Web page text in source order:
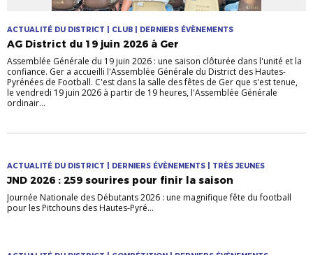
ACTUALITÉ DU DISTRICT | CLUB | DERNIERS ÉVÈNEMENTS
AG District du 19 juin 2026 à Ger
Assemblée Générale du 19 juin 2026 : une saison clôturée dans l'unité et la
confiance. Ger a accueilli l'Assemblée Générale du District des Hautes-
Pyrénées de Football. C'est dans la salle des fêtes de Ger que s'est tenue,
le vendredi 19 juin 2026 à partir de 19 heures, l'Assemblée Générale
ordinair...
ACTUALITÉ DU DISTRICT | DERNIERS ÉVÈNEMENTS | TRÈS JEUNES
JND 2026 : 259 sourires pour finir la saison
Journée Nationale des Débutants 2026 : une magnifique fête du football
pour les Pitchouns des Hautes-Pyré...